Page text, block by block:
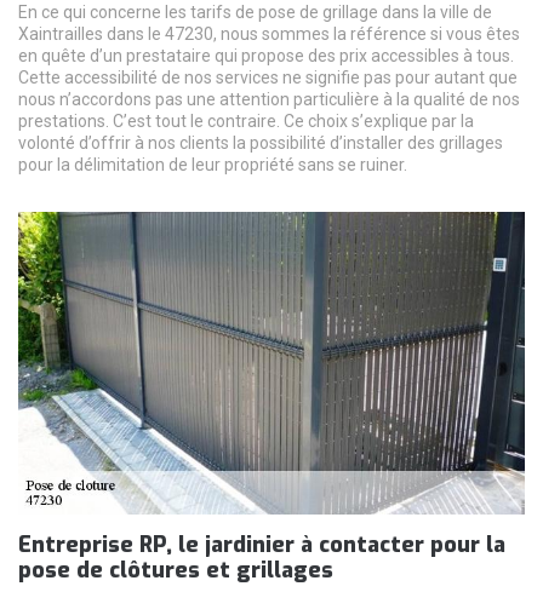
En ce qui concerne les tarifs de pose de grillage dans la ville de
Xaintrailles dans le 47230, nous sommes la référence si vous êtes
en quête d’un prestataire qui propose des prix accessibles à tous.
Cette accessibilité de nos services ne signifie pas pour autant que
nous n’accordons pas une attention particulière à la qualité de nos
prestations. C’est tout le contraire. Ce choix s’explique par la
volonté d’offrir à nos clients la possibilité d’installer des grillages
pour la délimitation de leur propriété sans se ruiner.
Entreprise RP, le jardinier à contacter pour la
pose de clôtures et grillages